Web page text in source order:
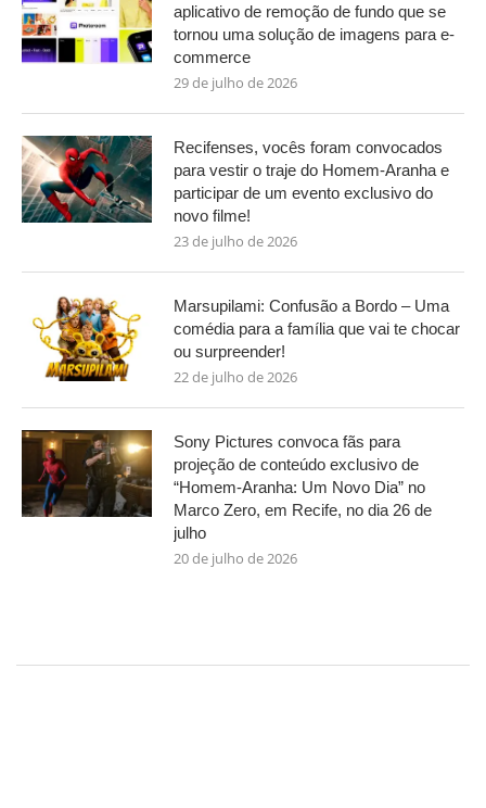
aplicativo de remoção de fundo que se
tornou uma solução de imagens para e-
commerce
29 de julho de 2026
Recifenses, vocês foram convocados
para vestir o traje do Homem-Aranha e
participar de um evento exclusivo do
novo filme!
23 de julho de 2026
Marsupilami: Confusão a Bordo – Uma
comédia para a família que vai te chocar
ou surpreender!
22 de julho de 2026
Sony Pictures convoca fãs para
projeção de conteúdo exclusivo de
“Homem-Aranha: Um Novo Dia” no
Marco Zero, em Recife, no dia 26 de
julho
20 de julho de 2026